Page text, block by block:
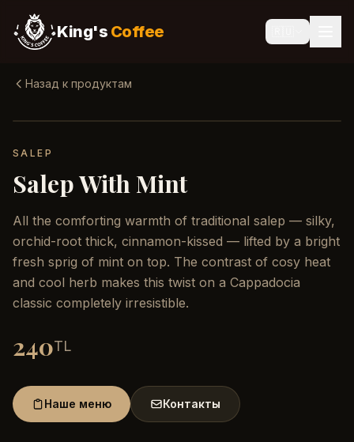
King's Coffee
Назад к продуктам
SALEP
Salep With Mint
All the comforting warmth of traditional salep — silky,
orchid-root thick, cinnamon-kissed — lifted by a bright
fresh sprig of mint on top. The contrast of cosy heat
and cool herb makes this twist on a Cappadocia
classic completely irresistible.
240TL
Наше меню Контакты